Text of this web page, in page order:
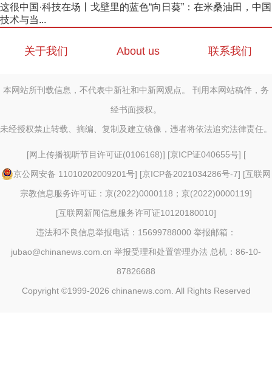
这很中国·科技在场丨戈壁里的蓝色“向日葵”：在米桑油田，中国
技术与当...
关于我们 About us 联系我们
本网站所刊载信息，不代表中新社和中新网观点。 刊用本网站稿件，务
经书面授权。
未经授权禁止转载、摘编、复制及建立镜像，违者将依法追究法律责任。
[网上传播视听节目许可证(0106168)] [京ICP证040655号] [
京公网安备 11010202009201号] [京ICP备2021034286号-7] [互联网
宗教信息服务许可证：京(2022)0000118；京(2022)0000119]
[互联网新闻信息服务许可证10120180010]
违法和不良信息举报电话：15699788000 举报邮箱：
jubao@chinanews.com.cn 举报受理和处置管理办法 总机：86-10-
87826688
Copyright ©1999-2026 chinanews.com. All Rights Reserved